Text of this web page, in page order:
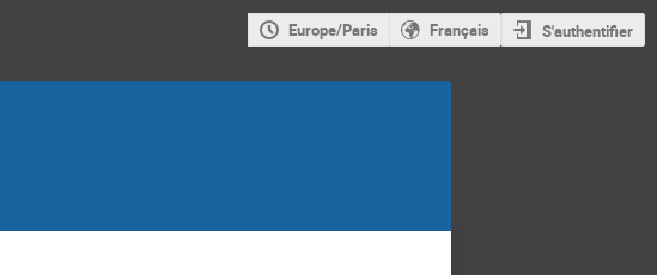
Europe/Paris Français S'authentifier